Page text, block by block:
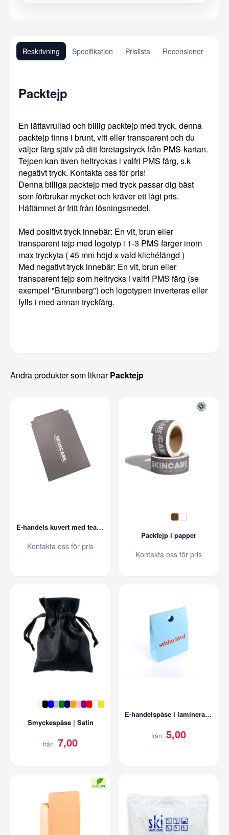
Beskrivning Specifikation Prislista Recensioner
Packtejp
En lättavrullad och billig packtejp med tryck, denna
packtejp finns i brunt, vitt eller transparent och du
väljer färg själv på ditt företagstryck från PMS-kartan.
Tejpen kan även heltryckas i valfri PMS färg, s.k
negativt tryck. Kontakta oss för pris!
Denna billiga packtejp med tryck passar dig bäst
som förbrukar mycket och kräver ett lågt pris.
Häftämnet är fritt från lösningsmedel.
Med positivt tryck innebär: En vit, brun eller
transparent tejp med logotyp i 1-3 PMS färger inom
max tryckyta ( 45 mm höjd x vald klichélängd )
Med negativt tryck innebär: En vit, brun eller
transparent tejp som heltrycks i valfri PMS färg (se
exempel "Brunnberg") och logotypen inverteras eller
fylls i med annan tryckfärg.
Andra produkter som liknarPacktejp
E-handels kuvert med tear-strip
Kontakta oss för pris
Packtejp i papper
Kontakta oss för pris
Smyckespåse | Satin
från 7,00
E-handelspåse i laminerat papper
från 5,00